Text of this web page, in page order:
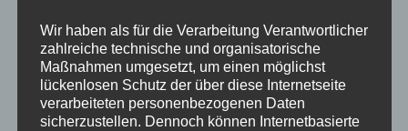
gemeinsam schauen wir, wonach es dich ruft. Die
richtigen Fragen lenken unseren Fokus auf das, was wir
wirklich wollen, und wenn du das für dich klar hast,
dann ist alles möglich. Schreibe in die Kommentare
„SynergyGespräch“ und wir vereinbaren einen Termin
Wir haben als für die Verarbeitung Verantwortlicher
zahlreiche technische und organisatorische
Maßnahmen umgesetzt, um einen möglichst
lückenlosen Schutz der über diese Internetseite
verarbeiteten personenbezogenen Daten
sicherzustellen. Dennoch können Internetbasierte